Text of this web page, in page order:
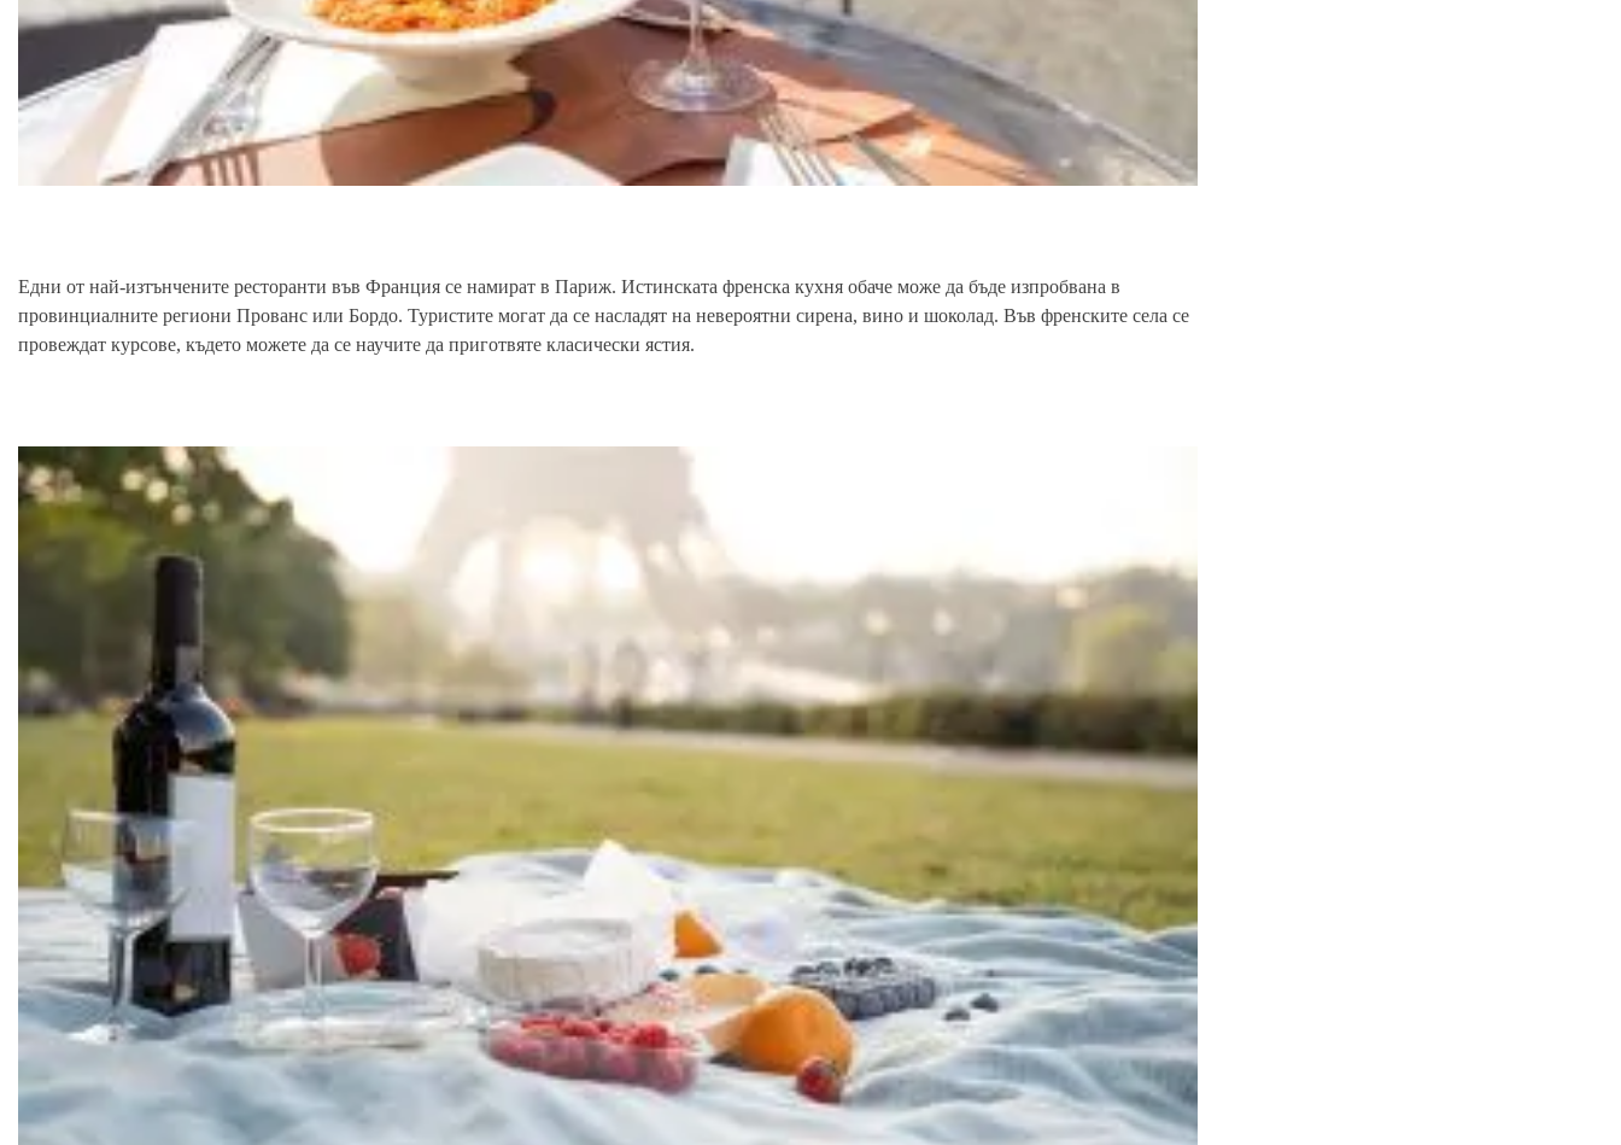
Едни от най-изтънчените ресторанти във Франция се намират в Париж. Истинската френска кухня обаче може да бъде изпробвана в
провинциалните региони Прованс или Бордо. Туристите могат да се насладят на невероятни сирена, вино и шоколад. Във френските села се
провеждат курсове, където можете да се научите да приготвяте класически ястия.